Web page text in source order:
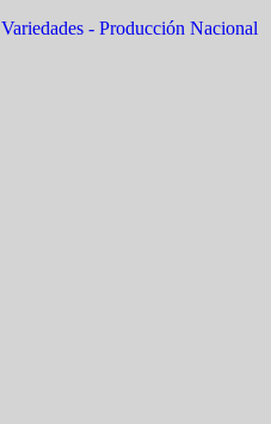
Variedades - Producción Nacional